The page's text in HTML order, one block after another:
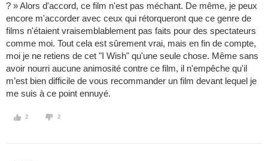
? » Alors d'accord, ce film n'est pas méchant. De même, je peux
encore m'accorder avec ceux qui rétorqueront que ce genre de
films n'étaient vraisemblablement pas faits pour des spectateurs
comme moi. Tout cela est sûrement vrai, mais en fin de compte,
moi je ne retiens de cet "I Wish" qu'une seule chose. Même sans
avoir nourri aucune animosité contre ce film, il n'empêche qu'il
m’est bien difficile de vous recommander un film devant lequel je
me suis à ce point ennuyé.
2 2